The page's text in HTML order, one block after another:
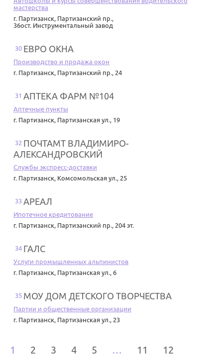
мастерства
г. Партизанск, Партизанский пр.,
36ост. Инструментальный завод
30 ЕВРО ОКНА
Производство и продажа окон
г. Партизанск, Партизанский пр., 24
31 АПТЕКА ФАРМ №104
Аптечные пункты
г. Партизанск, Партизанская ул., 19
32 ПОЧТАМТ ВЛАДИМИРО-
АЛЕКСАНДРОВСКИЙ
Службы экспресс-доставки
г. Партизанск, Комсомольская ул., 25
33 АРЕАЛ
Ипотечное кредитование
г. Партизанск, Партизанский пр., 204 эт.
34 ГАЛС
Услуги промышленных альпинистов
г. Партизанск, Партизанская ул., 6
35 МОУ ДОМ ДЕТСКОГО ТВОРЧЕСТВА
Партии и общественные организации
г. Партизанск, Партизанская ул., 23
1 2 3 4 5 … 11 12